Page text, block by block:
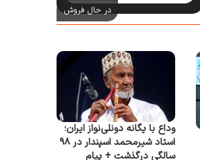
در حال فروش
وداع با یگانه دونلی‌نواز ایران؛
استاد شیرمحمد اسپندار در ۹۸
سالگی درگذشت + پیام